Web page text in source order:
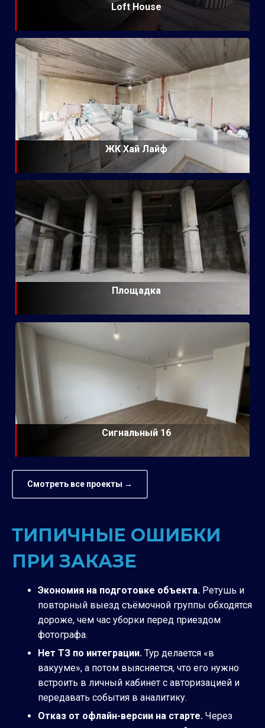
Loft House
ЖК Хай Лайф
Площадка
Сигнальный 16
Смотреть все проекты →
ТИПИЧНЫЕ ОШИБКИ
ПРИ ЗАКАЗЕ
Экономия на подготовке объекта. Ретушь и
повторный выезд съёмочной группы обходятся
дороже, чем час уборки перед приездом
фотографа.
Нет ТЗ по интеграции. Тур делается «в
вакууме», а потом выясняется, что его нужно
встроить в личный кабинет с авторизацией и
передавать события в аналитику.
Отказ от офлайн-версии на старте. Через